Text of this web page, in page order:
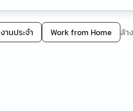
งานประจำ Work from Home ล้า